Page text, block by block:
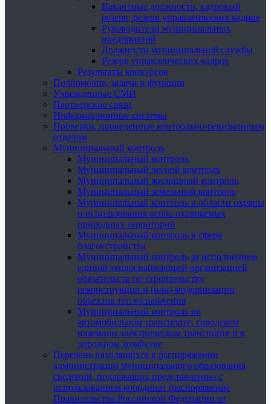
Вакантные должности, кадровый
резерв, резерв управленческих кадров
Руководители муниципальных
предприятий
Должности муниципальной службы
Резерв управленческих кадров
Результаты конкурсов
Полномочия, задачи и функции
Учрежденные СМИ
Партнерские связи
Информационные системы
Проверки, проведенные контрольно-ревизионным
отделом
Муниципальный контроль
Муниципальный контроль
Муниципальный лесной контроль
Муниципальный жилищный контроль
Муниципальный земельный контроль
Муниципальный контроль в области охраны
и использования особо охраняемых
природных территорий
Муниципальный контроль в сфере
благоустройства
Муниципальный контроль за исполнением
единой теплоснабжающей организацией
обязательств по строительству,
реконструкции и (или) модернизации
объектов теплоснабжения
Муниципальный контроль на
автомобильном транспорте, городском
наземном электрическом транспорте и в
дорожном хозяйстве
Перечень находящихся в распоряжении
администрации муниципального образования
сведений, подлежащих представлению с
использованием координат (распоряжение
Правительства Российской Федерации от